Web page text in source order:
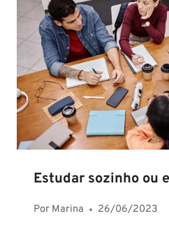
Estudar sozinho ou
Por Marina 26/06/2023